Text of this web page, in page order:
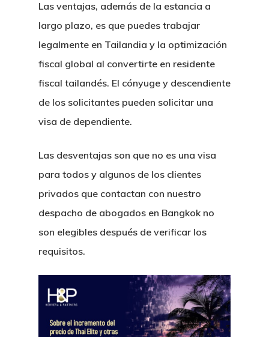
Las ventajas, además de la estancia a
largo plazo, es que puedes trabajar
legalmente en Tailandia y la optimización
fiscal global al convertirte en residente
fiscal tailandés. El cónyuge y descendiente
de los solicitantes pueden solicitar una
visa de dependiente.
Las desventajas son que no es una visa
para todos y algunos de los clientes
privados que contactan con nuestro
despacho de abogados en Bangkok no
son elegibles después de verificar los
requisitos.
H&P Or Herrera And
Principal
Sobre
Nuestro
Servicios
Derecho Mercantil Y
Comercial
Sectores
Derecho Bancario Y
Noticias